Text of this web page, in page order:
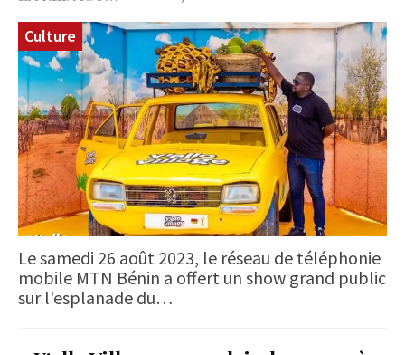
Culture
Le samedi 26 août 2023, le réseau de téléphonie
mobile MTN Bénin a offert un show grand public
sur l'esplanade du…